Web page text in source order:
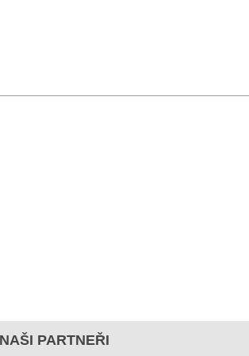
NAŠI PARTNEŘI